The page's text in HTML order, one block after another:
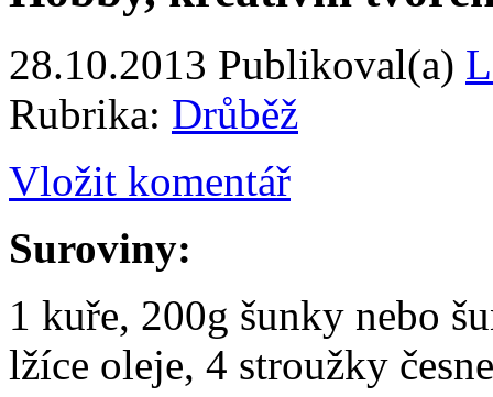
28.10.2013 Publikoval(a)
Rubrika: Drůběž
Vložit komentář
Suroviny:
1 kuře, 200g šunky nebo
lžíce oleje, 4 stroužky